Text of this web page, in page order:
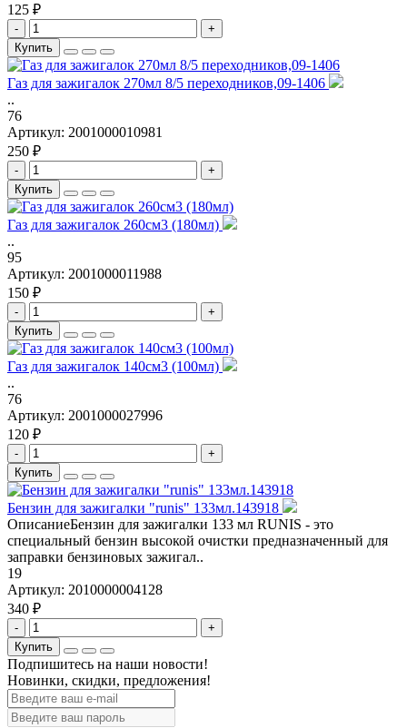
125 ₽
-
+
Купить
Газ для зажигалок 270мл 8/5 переходников,09-1406
..
76
Артикул: 2001000010981
250 ₽
-
+
Купить
Газ для зажигалок 260см3 (180мл)
..
95
Артикул: 2001000011988
150 ₽
-
+
Купить
Газ для зажигалок 140см3 (100мл)
..
76
Артикул: 2001000027996
120 ₽
-
+
Купить
Бензин для зажигалки "runis" 133мл.143918
ОписаниеБензин для зажигалки 133 мл RUNIS - это
специальный бензин высокой очистки предназначенный для
заправки бензиновых зажигал..
19
Артикул: 2010000004128
340 ₽
-
+
Купить
Подпишитесь на наши новости!
Новинки, скидки, предложения!